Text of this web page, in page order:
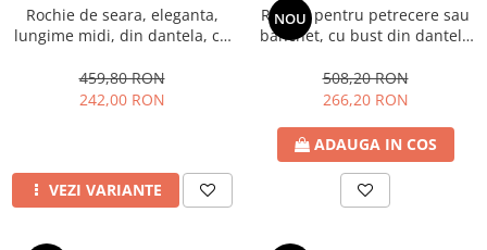
Rochie de seara, eleganta,
lungime midi, din dantela, cu
459,80 RON
242,00 RON
VEZI VARIANTE
NOU
Rochie pentru petrecere sau
banchet, cu bust din dantela
lunga cod 3260n
508,20 RON
266,20 RON
ADAUGA IN COS